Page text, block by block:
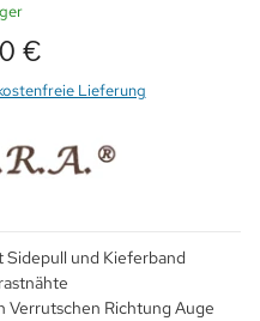
€
Lieferung
und Kieferband
Verrutschen Richtung Auge